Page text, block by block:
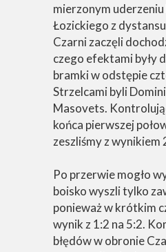
mierzonym
Łozickiego z
Czarni zaczęli
czego efektami były
bramki w odstępie
Strzelcami byli
Masovets.
końca pierwszej
zeszliśmy z wynikiem
Po przerwie mogło
boisko wyszli tylko
ponieważ w krótkim
wynik z 1:2 na 5:2.
błędów w obronie